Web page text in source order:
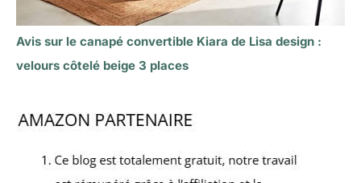
Avis sur le canapé convertible Kiara de Lisa design :
velours côtelé beige 3 places